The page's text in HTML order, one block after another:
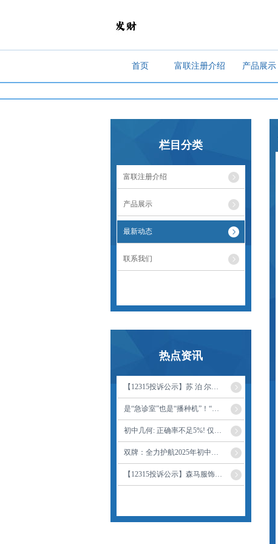
首页 富联注册介绍 产品展示
栏目分类
富联注册介绍
产品展示
最新动态
联系我们
热点资讯
【12315投诉公示】苏 泊 尔新增9件投诉公示，涉及其他售后服务问题等
是“急诊室”也是“播种机”！“家庭教育义诊”走进金陵小学仙林湖校区
初中几何: 正确率不足5%! 仅知两边之和, 咋求四边形外接圆半径?
双牌：全力护航2025年初中学业水平考试_考生_双牌县_盘海军
【12315投诉公示】森马服饰新增3件投诉公示，涉及不按约定履行送货或安装义务问题等